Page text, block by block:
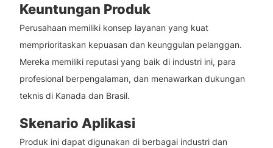
Keuntungan Produk
Perusahaan memiliki konsep layanan yang kuat
memprioritaskan kepuasan dan keunggulan pelanggan.
Mereka memiliki reputasi yang baik di industri ini, para
profesional berpengalaman, dan menawarkan dukungan
teknis di Kanada dan Brasil.
Skenario Aplikasi
Produk ini dapat digunakan di berbagai industri dan